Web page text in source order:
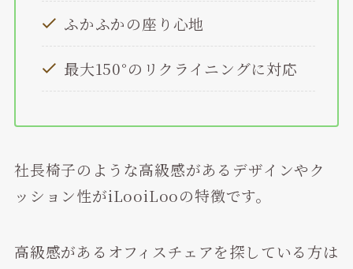
ふかふかの座り心地
最大150°のリクライニングに対応
社長椅子のような高級感があるデザインやク
ッション性がiLooiLooの特徴です。
高級感があるオフィスチェアを探している方は